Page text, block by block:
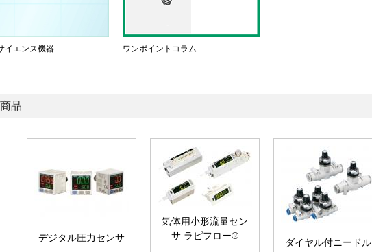
イエンス機器 ワンポイントコラム
品
デジタル圧力センサ
気体用小形流量セン
サ ラピフロー®
ダイヤル付ニードル